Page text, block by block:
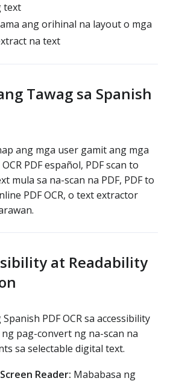
text
ang orihinal na layout o mga
na text
Tawag sa Spanish
ang mga user gamit ang mga
PDF español, PDF scan to
mula sa na-scan na PDF, PDF to
PDF OCR, o text extractor
at Readability
PDF OCR sa accessibility
pag-convert ng na-scan na
sa selectable digital text.
Reader: Mababasa ng